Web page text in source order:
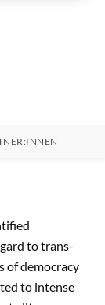
to trans-
of democracy
to intense